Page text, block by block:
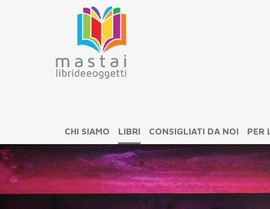
CHI SIAMO LIBRI CONSIGLIATI DA NOI PER